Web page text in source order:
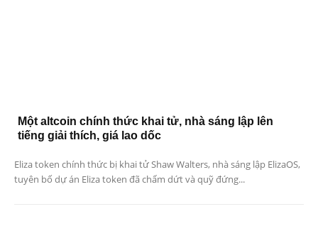
Một altcoin chính thức khai tử, nhà sáng lập lên
tiếng giải thích, giá lao dốc
Eliza token chính thức bị khai tử Shaw Walters, nhà sáng lập ElizaOS,
tuyên bố dự án Eliza token đã chấm dứt và quỹ đứng...